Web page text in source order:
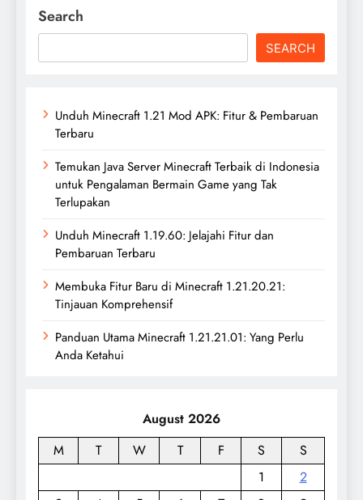
Search
SEARCH
Unduh Minecraft 1.21 Mod APK: Fitur & Pembaruan
Terbaru
Temukan Java Server Minecraft Terbaik di Indonesia
untuk Pengalaman Bermain Game yang Tak
Terlupakan
Unduh Minecraft 1.19.60: Jelajahi Fitur dan
Pembaruan Terbaru
Membuka Fitur Baru di Minecraft 1.21.20.21:
Tinjauan Komprehensif
Panduan Utama Minecraft 1.21.21.01: Yang Perlu
Anda Ketahui
August 2026
M
T W T F S
S
1
2